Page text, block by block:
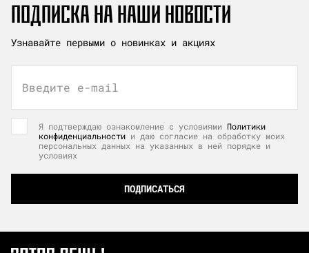
ПОДПИСКА НА НАШИ НОВОСТИ
Узнавайте первыми о новинках и акциях
Введите e-mail
Я подтверждаю ознакомление с условиями Политики
конфиденциальности и даю согласие на обработку моих
персональных данных на указанных в ней порядке и
условиях
ПОДПИСАТЬСЯ